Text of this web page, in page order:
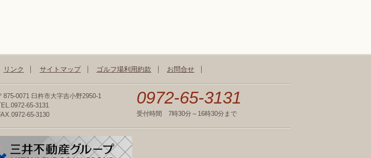
リンク サイトマップ ゴルフ場利用約款 お問合せ
875-0071 臼杵市大字吉小野2950-1
65-3131
65-3130
0972-65-3131
受付時間 7時30分～16時30分まで
三井不動作グループゴルフ場一覧